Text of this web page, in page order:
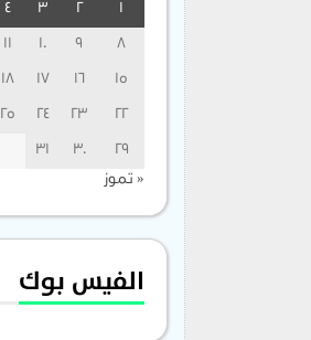
1
2
3
4
8
9
10
11
15
16
17
18
22
23
24
25
29
30
31
« تموز
الفيس بوك